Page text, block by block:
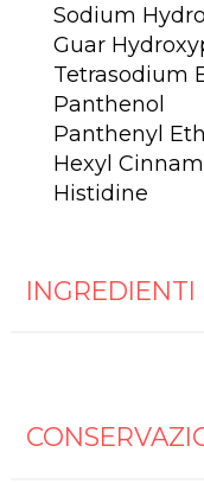
Sodium
Guar
Tetrasodium
Panthenol
Panthenyl
Hexyl
Histidine
INGREDIENTI